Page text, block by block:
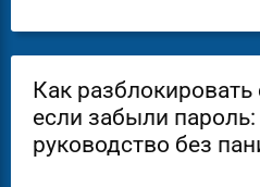
Как
если забыли
руководство без